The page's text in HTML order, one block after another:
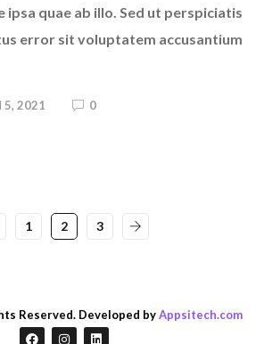
ipsa quae ab illo. Sed ut perspiciatis
error sit voluptatem accusantium
5, 2021 0
1 2 3
Reserved. Developed byAppsitech.com